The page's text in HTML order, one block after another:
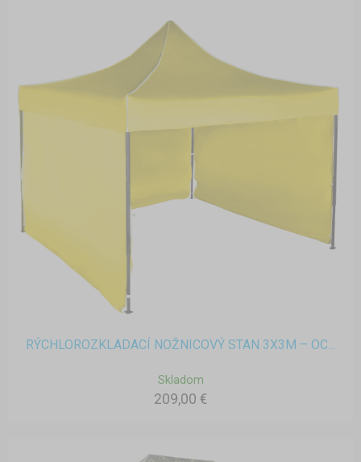
RÝCHLOROZKLADACÍ NOŽNICOVÝ STAN 3X3M – OC...
Skladom
209,00 €